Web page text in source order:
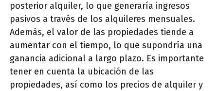
posterior alquiler, lo que generaría ingresos
pasivos a través de los alquileres mensuales.
Además, el valor de las propiedades tiende a
aumentar con el tiempo, lo que supondría una
ganancia adicional a largo plazo. Es importante
tener en cuenta la ubicación de las
propiedades, así como los precios de alquiler y